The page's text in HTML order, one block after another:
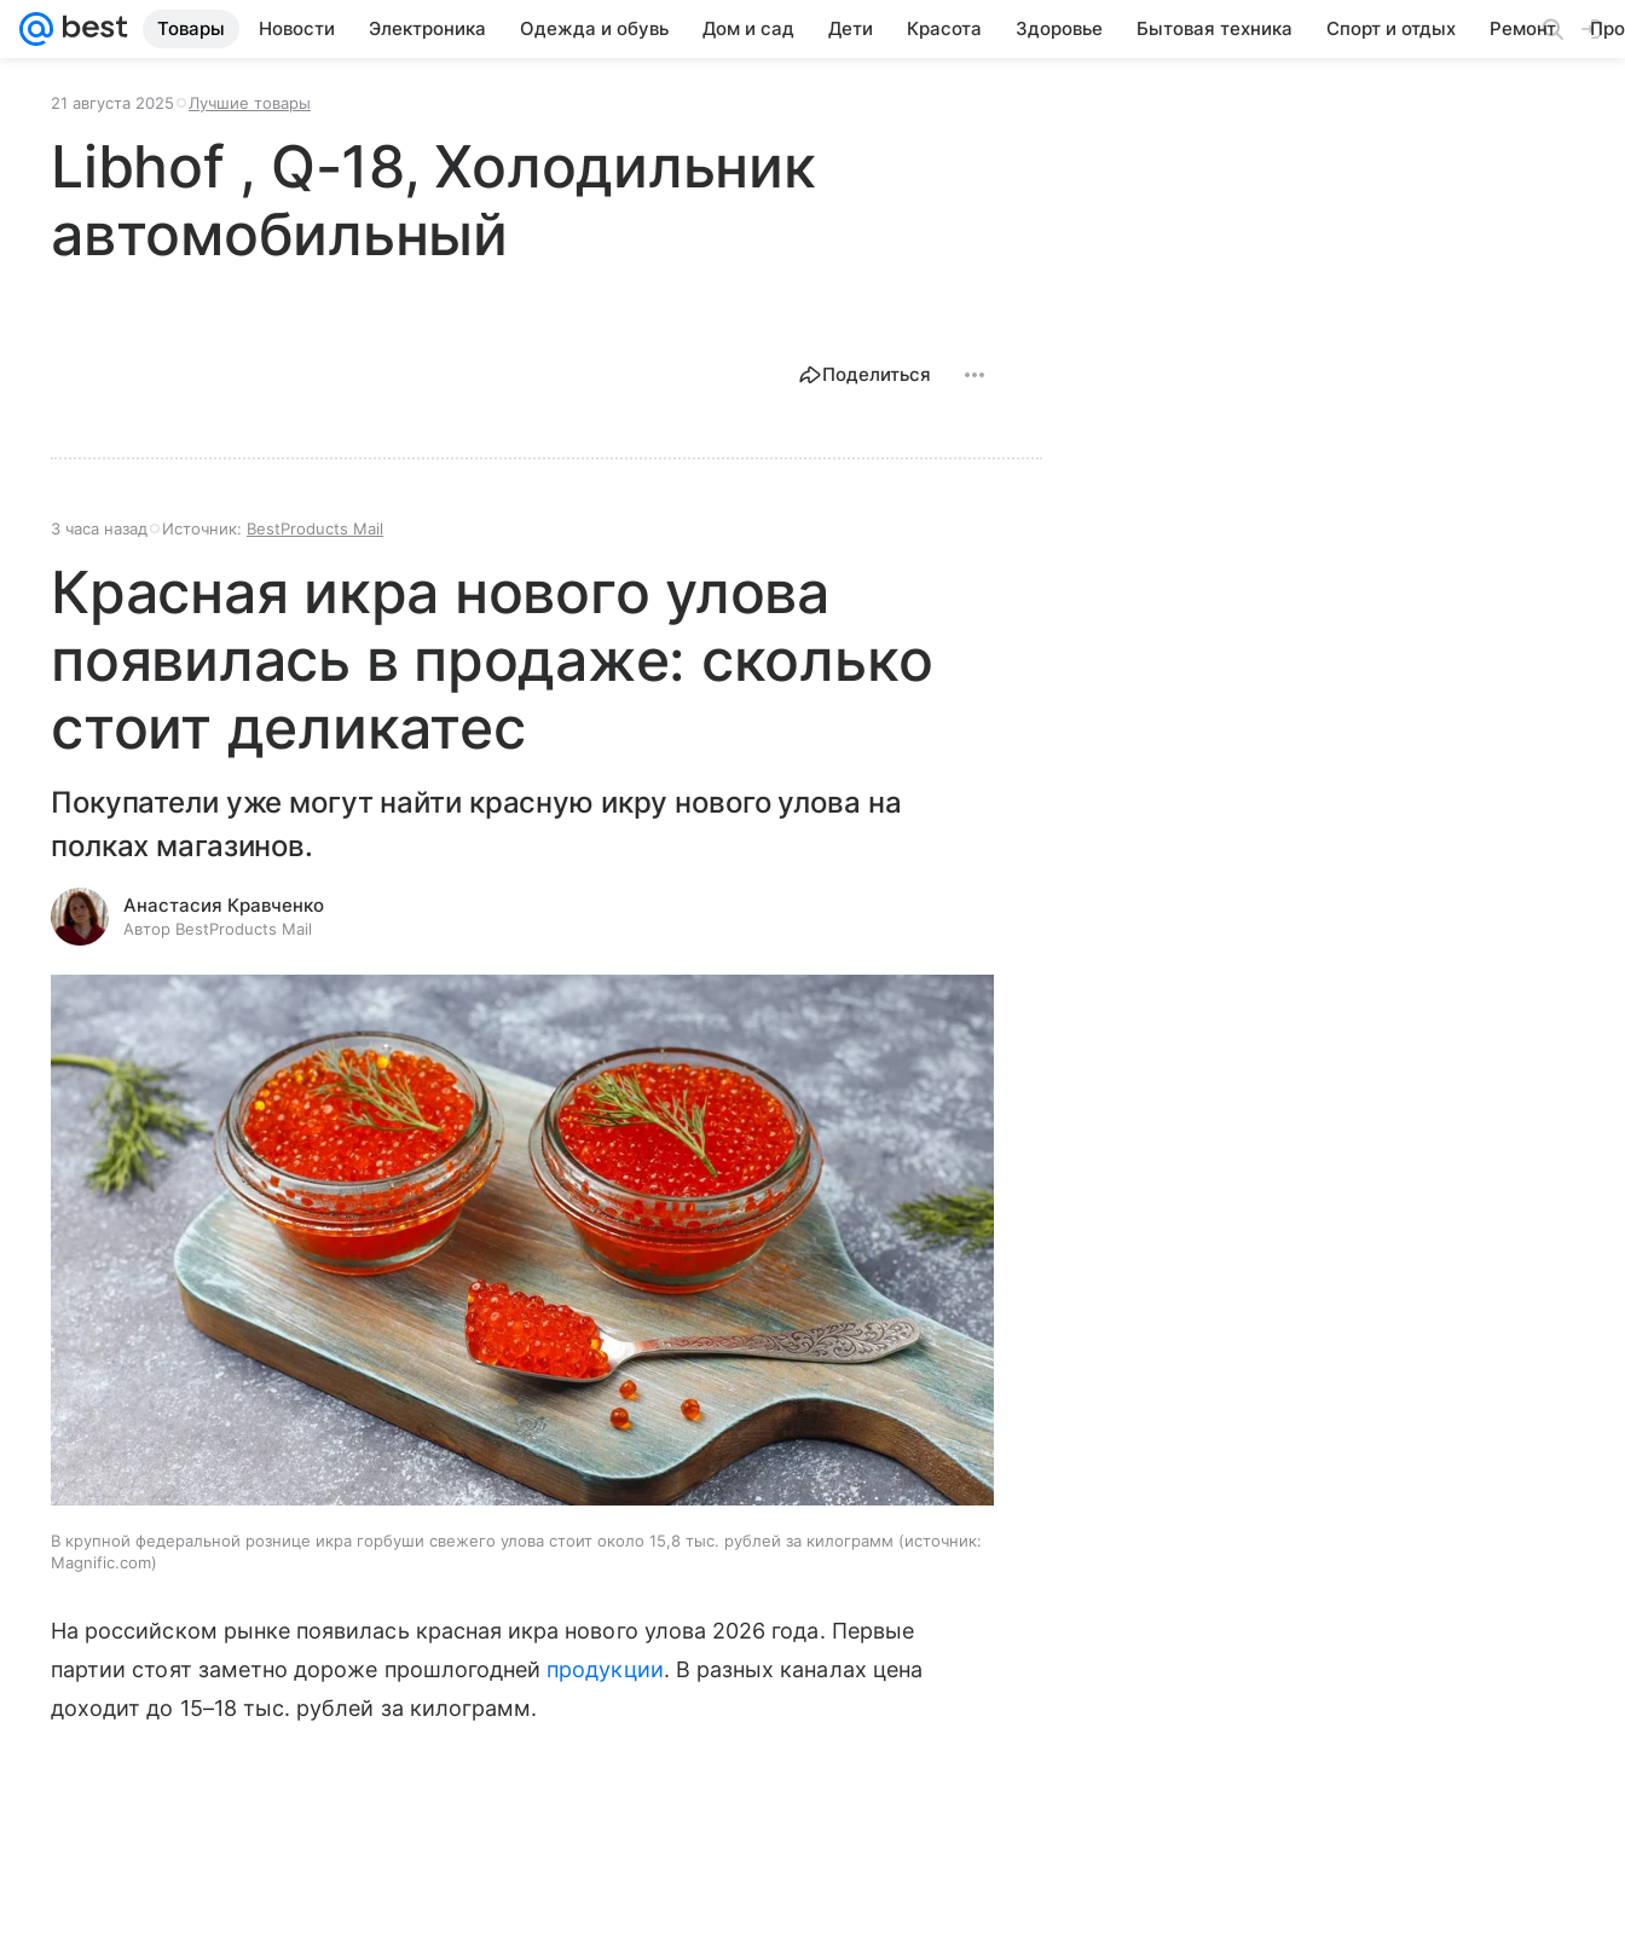
Товары Новости Электроника Одежда и обувь Дом и сад Дети Красота Здоровье Бытовая техника Спорт и отдых Ремонт
21 августа 2025 Лучшие товары
Libhof , Q-18, Холодильник
автомобильный
Поделиться
3 часа назад Источник: BestProducts Mail
Красная икра нового улова
появилась в продаже: сколько
стоит деликатес
Покупатели уже могут найти красную икру нового улова на
полках магазинов.
Анастасия Кравченко
Автор BestProducts Mail
В крупной федеральной рознице икра горбуши свежего улова стоит около 15,8 тыс. рублей за килограмм
источник:
Magnific.com
На российском рынке появилась красная икра нового улова 2026 года. Первые
партии стоят заметно дороже прошлогодней продукции. В разных каналах цена
доходит до 15–18 тыс. рублей за килограмм.